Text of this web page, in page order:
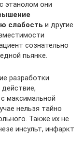
этанолом они
слабость и другие
сознательно
пьянке.
разработки
максимальной
нельзя тайно
Также их не
инсульт, инфаркт